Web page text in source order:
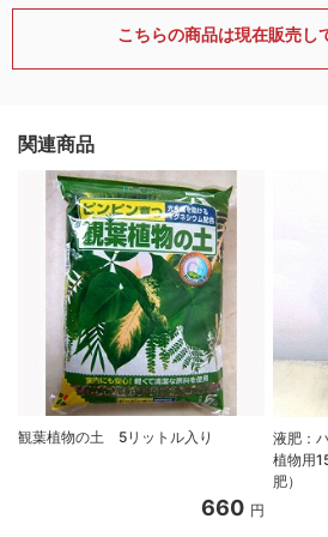
こちらの商品は現在販売し
関連商品
観葉植物の土 5リットル入り
660 円
液肥：
植物用
肥）